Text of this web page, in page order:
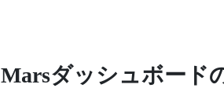
Marsダッシュボード